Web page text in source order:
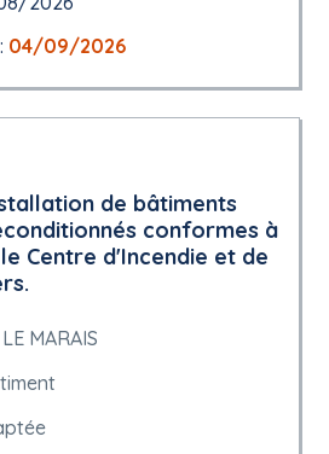
04/09/2026
de bâtiments
conformes à
Centre d'Incendie et de
MARAIS